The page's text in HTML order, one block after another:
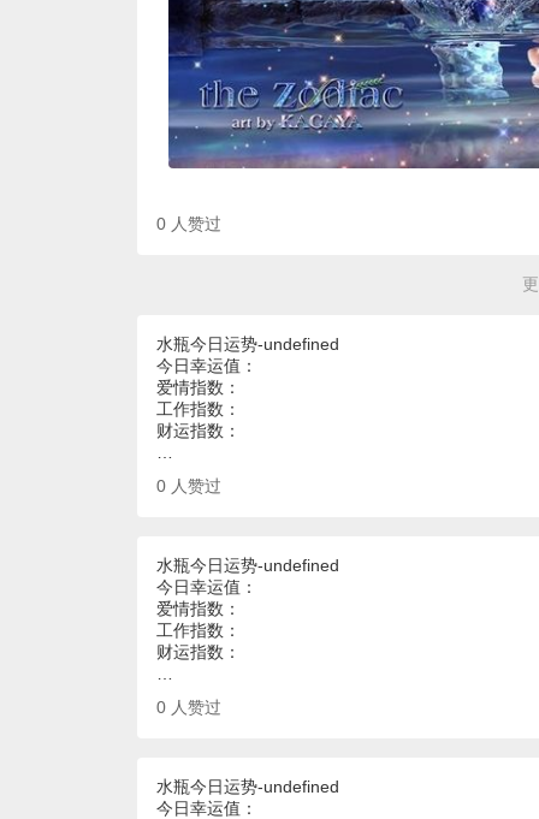
0 人赞过
水瓶今日运势-undefined
今日幸运值：
爱情指数：
工作指数：
财运指数：
0 人赞过
水瓶今日运势-undefined
今日幸运值：
爱情指数：
工作指数：
财运指数：
0 人赞过
水瓶今日运势-undefined
今日幸运值：